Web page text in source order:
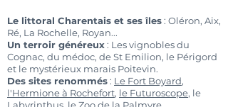
Le littoral Charentais et ses îles: Oléron, Aix,
Ré, La Rochelle, Royan...
Un terroir généreux: Les vignobles du
Cognac, du médoc, de St Emilion, le Périgord
et le mystérieux marais Poitevin.
Des sites renommés: Le Fort Boyard,
l'Hermione à Rochefort, le Futuroscope, le